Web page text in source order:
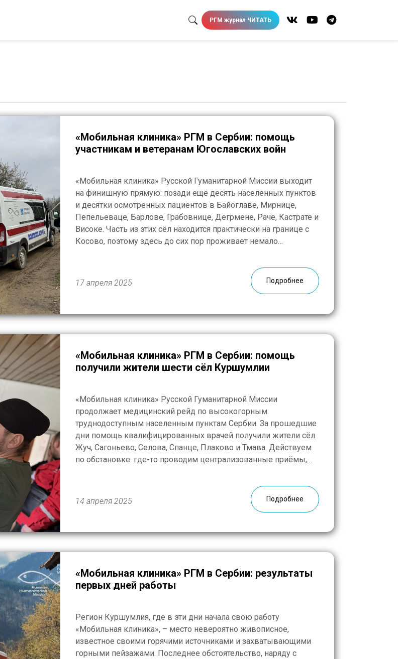
РГМ журнал ЧИТАТЬ
«Мобильная клиника» РГМ в Сербии: помощь
участникам и ветеранам Югославских войн
«Мобильная клиника» Русской Гуманитарной Миссии выходит
на финишную прямую: позади ещё десять населенных пунктов
и десятки осмотренных пациентов в Байоглаве, Мирнице,
Пепельеваце, Барлове, Грабовнице, Дегрмене, Раче, Кастрате и
Високе. Часть из этих сёл находится практически на границе с
Косово, поэтому здесь до сих пор проживает немало
17 апреля 2025
Подробнее
«Мобильная клиника» РГМ в Сербии: помощь
получили жители шести сёл Куршумлии
«Мобильная клиника» Русской Гуманитарной Миссии
продолжает медицинский рейд по высокогорным
труднодоступным населенным пунктам Сербии. За прошедшие
дни помощь квалифицированных врачей получили жители сёл
Жуч, Сагоньево, Селова, Спанце, Плаково и Тмава. Действуем
по обстановке: где-то проводим централизованные приёмы,
14 апреля 2025 Подробнее
«Мобильная клиника» РГМ в Сербии: результаты
первых дней работы
Регион Куршумлия, где в эти дни начала свою работу
«Мобильная клиника», – место невероятно живописное,
известное своими горячими источниками и захватывающими
горными пейзажами. Последнее обстоятельство, наряду с